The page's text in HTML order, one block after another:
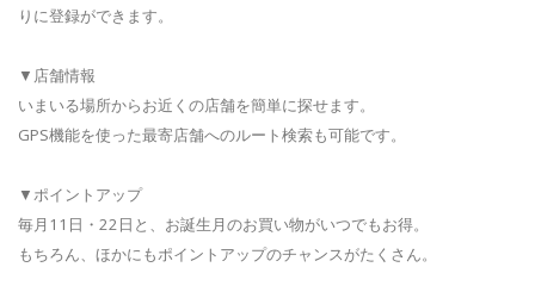
りに登録ができます。
▼店舗情報
いまいる場所からお近くの店舗を簡単に探せます。
GPS機能を使った最寄店舗へのルート検索も可能です。
▼ポイントアップ
毎月11日・22日と、お誕生月のお買い物がいつでもお得。
もちろん、ほかにもポイントアップのチャンスがたくさん。